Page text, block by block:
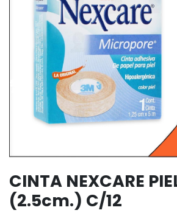
CINTA NEXCARE
(2.5cm.) C/12